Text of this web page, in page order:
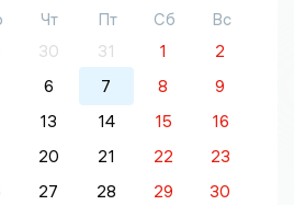
Чт Пт Сб
Вс
30 31 1
2
6 7 8
9
13 14 15
16
20 21 22
23
27 28 29
30